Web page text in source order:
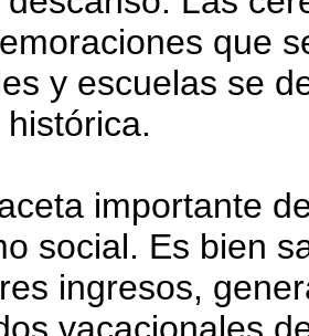
que
y escuelas se
importante
social. Es bien
ingresos,